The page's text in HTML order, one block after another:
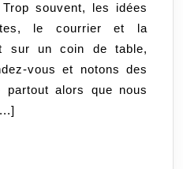
la
Zen
to
Done
souvent, les idées
le courrier et la
sur un coin de table,
vous et notons des
partout alors que nous